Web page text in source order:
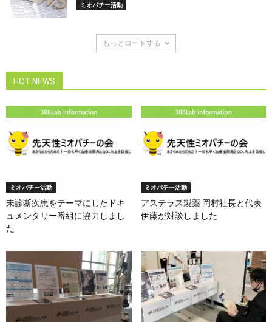
ミオパチー活動
もっとロードする
HOT NEWS
ミオパチー活動
未診断疾患をテーマにしたドキ
ュメンタリー番組に協力しまし
た
ミオパチー活動
アステラス製薬 岡村社長と代表
伊藤が対談しました